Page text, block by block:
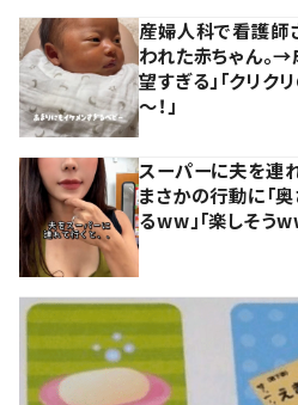
産婦人科で看護師
われた赤ちゃん。
望すぎる」「クリク
～！」
スーパーに夫を連
まさかの行動に「奥
るww」「楽しそう